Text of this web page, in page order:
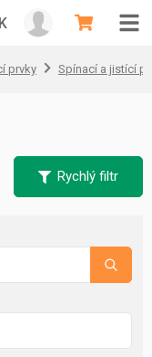
prvky Spínací a jistící
Rychlý filtr